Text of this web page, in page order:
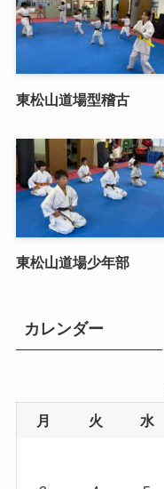
東松山道場型稽古
東松山道場少年部
カレンダー
月 火 水